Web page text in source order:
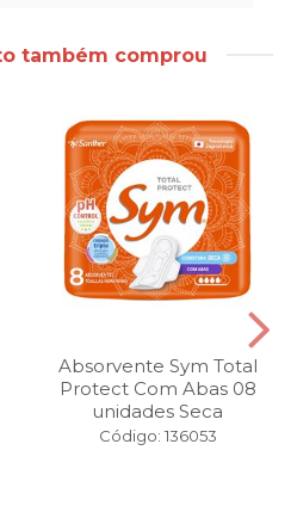
também comprou
Absorvente Sym Total
Protect Com Abas 08
unidades Seca
Código: 136053